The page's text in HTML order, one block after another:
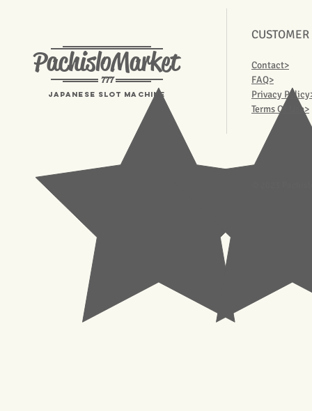
PachisloMarket
777
Japanese Slot machine
Contact>
FAQ>
Privacy
Terms Of Use>